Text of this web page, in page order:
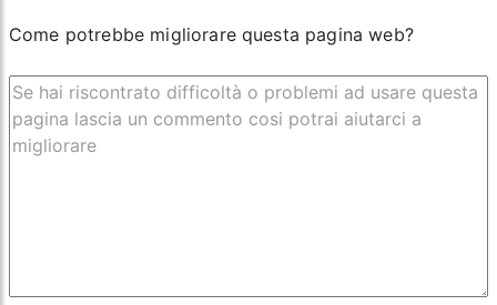
Come potrebbe migliorare questa pagina web?